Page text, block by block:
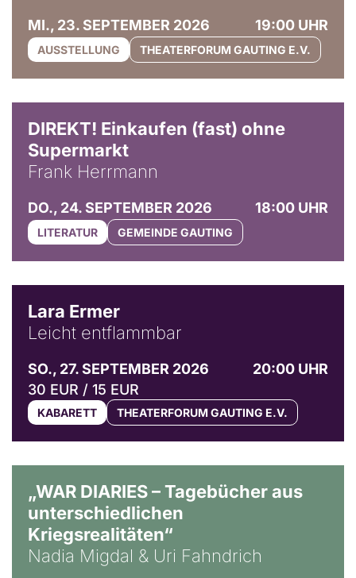
MI., 23. SEPTEMBER 2026 19:00 UHR
AUSSTELLUNG THEATERFORUM GAUTING E.V.
DIREKT! Einkaufen (fast) ohne
Supermarkt
Frank Herrmann
DO., 24. SEPTEMBER 2026 18:00 UHR
LITERATUR GEMEINDE GAUTING
Lara Ermer
Leicht entflammbar
SO., 27. SEPTEMBER 2026
20:00 UHR
30 EUR / 15 EUR
KABARETT THEATERFORUM GAUTING E.V.
„WAR DIARIES – Tagebücher aus
unterschiedlichen
Kriegsrealitäten“
Nadia Migdal & Uri Fahndrich